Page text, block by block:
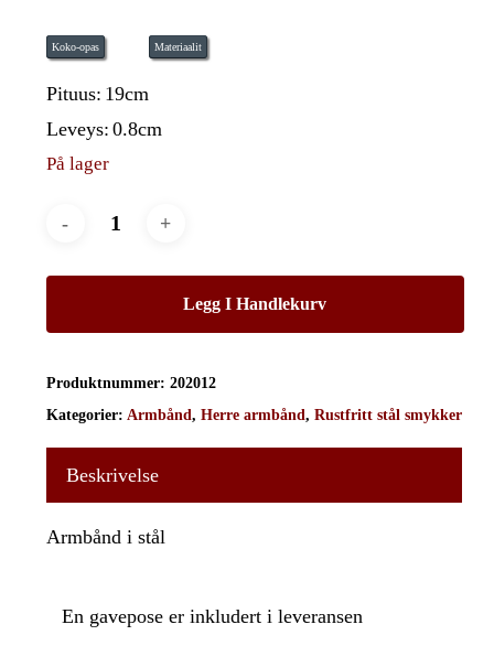
Koko-opas Materiaalit
Pituus: 19cm
Leveys: 0.8cm
På lager
Legg I Handlekurv
Produktnummer: 202012
Kategorier: Armbånd, Herre armbånd, Rustfritt stål smykker
Beskrivelse
Armbånd i stål
En gavepose er inkludert i leveransen